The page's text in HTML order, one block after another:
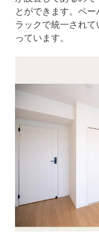
とができます。ペ
ラックで統一され
っています。